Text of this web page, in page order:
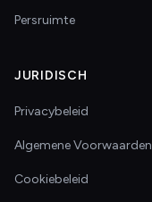
Persruimte
JURIDISCH
Privacybeleid
Algemene Voorwaarden
Cookiebeleid